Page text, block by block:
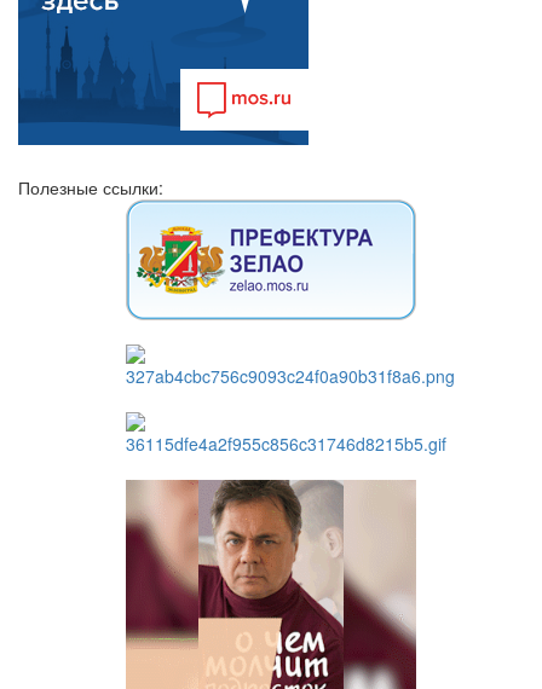
Полезные ссылки: